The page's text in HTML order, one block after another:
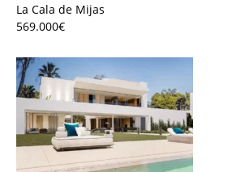
La Cala de Mijas
569.000€